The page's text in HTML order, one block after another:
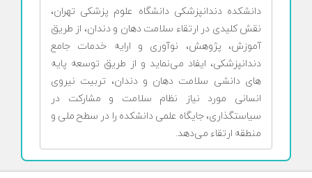
دانشکده دندانپزشکی دانشگاه علوم پزشکی تهران،
نقش کلیدی در ارتقاء سلامت دهان و دندان، از طریق
آموزش، پژوهش، نوآوری و ارایه خدمات جامع
دندانپزشکی، ایفاد می‌نماید و از طریق توسعه پایه
های دانشی سلامت دهان و دندان، تربیت نیروی
انسانی مورد نیاز نظام سلامت و مشارکت در
سیاستگذاری، جایگاه علمی دانشکده را در سطح ملی و
منطقه ارتقاء می‌دهد.